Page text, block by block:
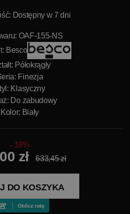
Dostępny w 7 dni
OAF-155-NS
Besco
Półokrągły
Finezja
Klasyczny
Do zabudowy
Kolor: Biały
19%
zł 633,45 zł
DO KOSZYKA